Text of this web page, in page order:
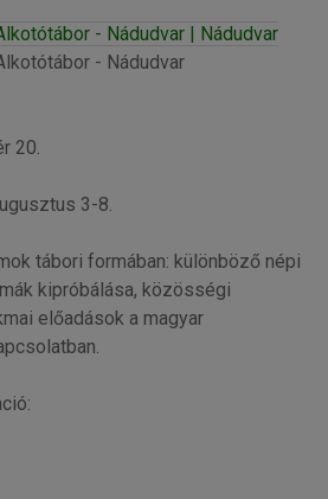
- Nádudvar | Nádudvar
- Nádudvar
20.
3-8.
tábori formában: különböző népi
kipróbálása, közösségi
előadások a magyar